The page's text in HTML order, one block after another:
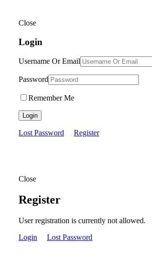
Close
Login
Username Or Email
Password
Remember Me
Login
Lost Password Register
Close
Register
User registration is currently not allowed.
Login
Lost Password